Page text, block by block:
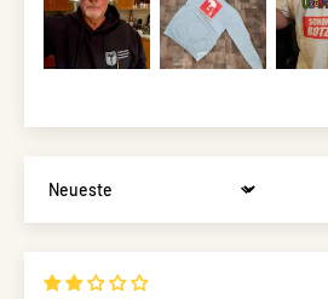
Sort by